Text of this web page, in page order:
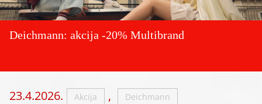
Deichmann: akcija -20% Multibrand
23.4.2026. Akcija , Deichmann